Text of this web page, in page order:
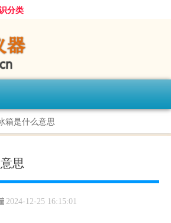
分类
箱是什么意思
思
2024-12-25 16:15:01